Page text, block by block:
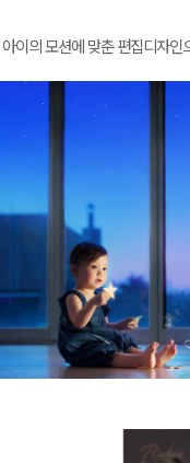
아이의 모션에 맞춘 편집디자